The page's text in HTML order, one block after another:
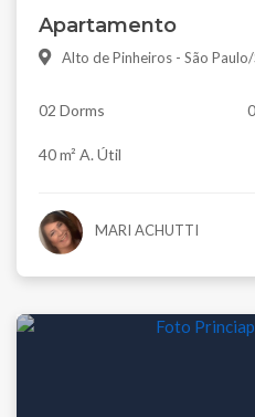
Apartamento
Alto de Pinheiros - São Paulo/
02 Dorms
40 m² A. Útil
MARI ACHUTTI